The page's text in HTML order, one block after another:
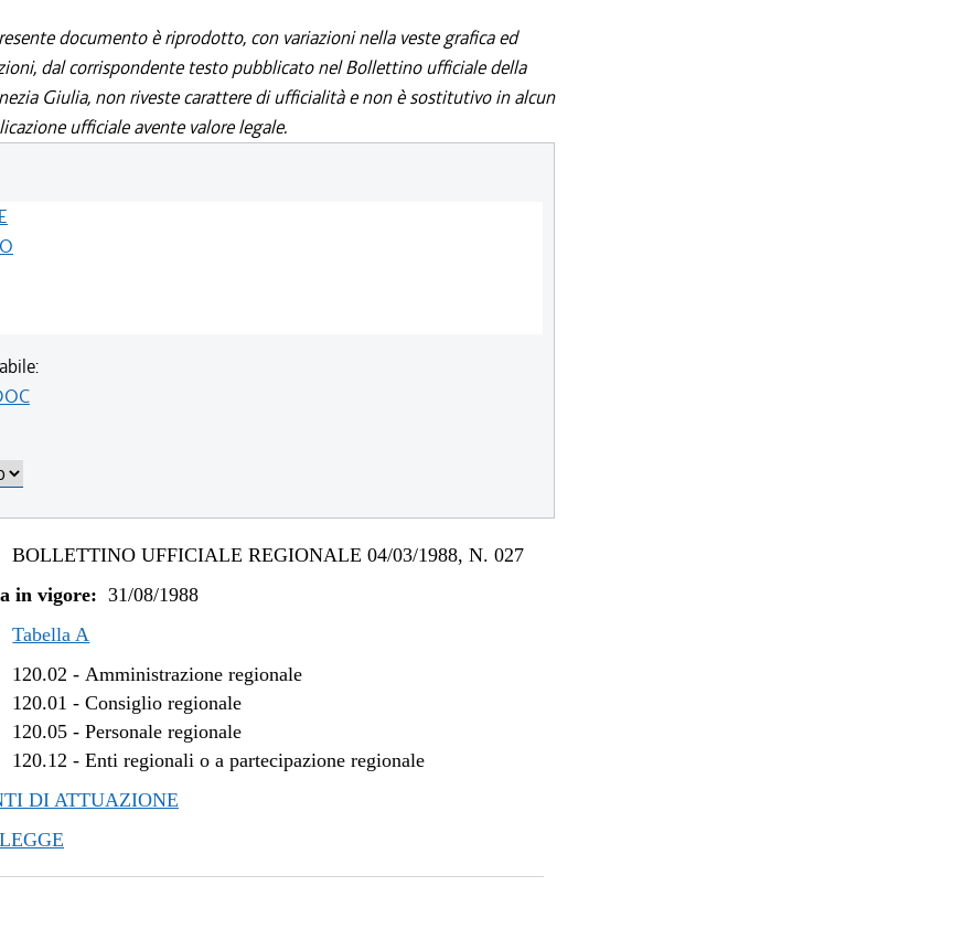
documento è riprodotto, con variazioni nella veste grafica ed
dal corrispondente testo pubblicato nel Bollettino ufficiale della
Giulia, non riveste carattere di ufficialità e non è sostitutivo in alcun
ufficiale avente valore legale.
BOLLETTINO UFFICIALE REGIONALE 04/03/1988, N. 027
in vigore: 31/08/1988
Tabella A
120.02 -Amministrazione regionale
120.01 -Consiglio regionale
120.05 -Personale regionale
120.12 -Enti regionali o a partecipazione regionale
DI ATTUAZIONE